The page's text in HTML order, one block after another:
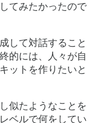
てみたかったので
して対話すること
的には、人々が自
ットを作りたいと
似たようなことを
ベルで何をしてい